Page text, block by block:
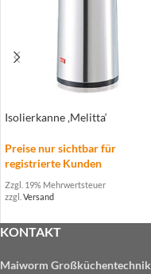
Isolierkanne ‚Melitta‘
Preise nur sichtbar für
registrierte Kunden
Zzgl. 19% Mehrwertsteuer
zzgl. Versand
KONTAKT
Maiworm Großküchentechnik